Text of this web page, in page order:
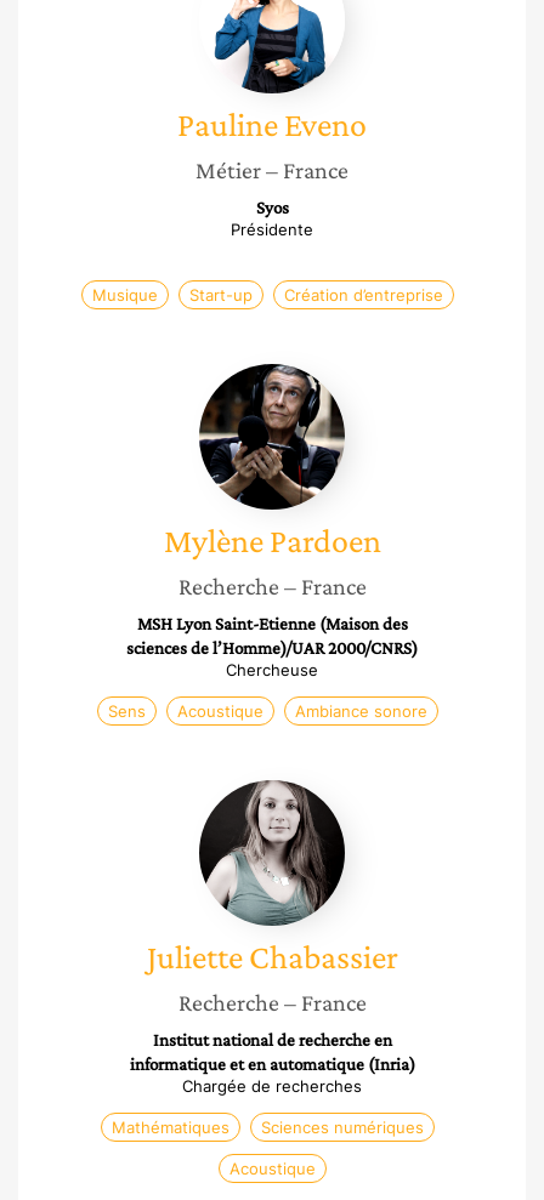
PaulineEveno
Métier– France
Syos
Présidente
Musique Start-up Création d’entreprise
Mylène
Pardoen
Mylène Pardoen
Recherche – France
MSH Lyon Saint-Etienne (Maison des
sciences de l’Homme)/UAR 2000/CNRS)
Chercheuse
Sens Acoustique Ambiance sonore
Juliette
Chabassier
Juliette Chabassier
Recherche – France
Institut national de recherche en
informatique et en automatique (Inria)
Chargée de recherches
Mathématiques Sciences numériques
Acoustique